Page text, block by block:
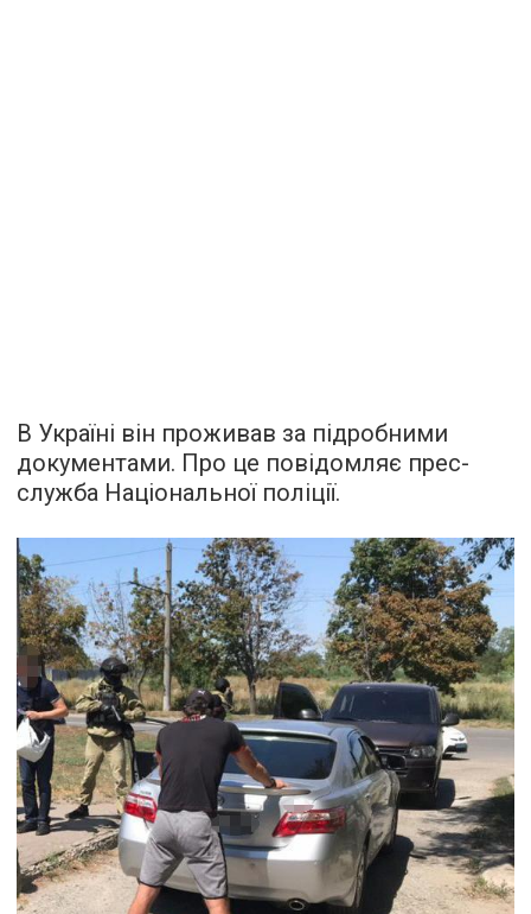
В Україні він проживав за підробними
документами. Про це повідомляє прес-
служба Національної поліції.